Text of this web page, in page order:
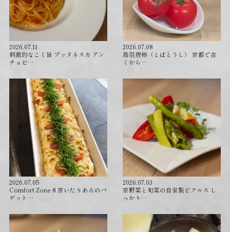
2026.07.11
刺激的なこく旨 プッタネスカ アン
チョビ…
2026.07.08
⁡鳥羽唐柿（とばとうし） 京都で古
くから…
2026.07.05
Comfort Zone 8 京いたりあんのバ
ゲット…
2026.07.03
京野菜と旬菜の自家製ピクルス し
っかり…